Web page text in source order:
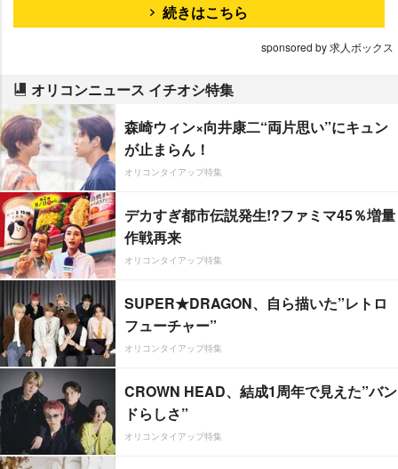
続きはこちら
sponsored by 求人ボックス
オリコンニュース イチオシ特集
森崎ウィン×向井康二“両片思い”にキュン
が止まらん！
オリコンタイアップ特集
デカすぎ都市伝説発生!?ファミマ45％増量
作戦再来
オリコンタイアップ特集
SUPER★DRAGON、自ら描いた”レトロ
フューチャー”
オリコンタイアップ特集
CROWN HEAD、結成1周年で見えた”バン
ドらしさ”
オリコンタイアップ特集